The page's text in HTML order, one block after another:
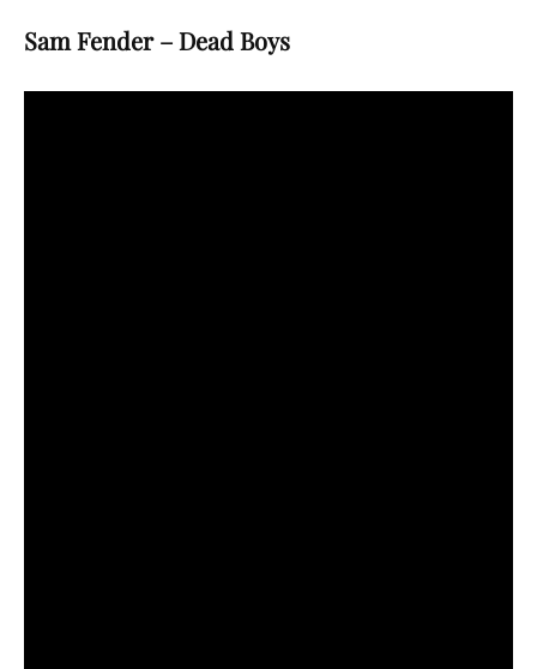
Sam Fender – Dead Boys